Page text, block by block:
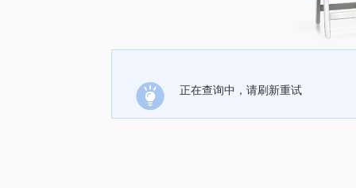
正在查询中，请刷新重试